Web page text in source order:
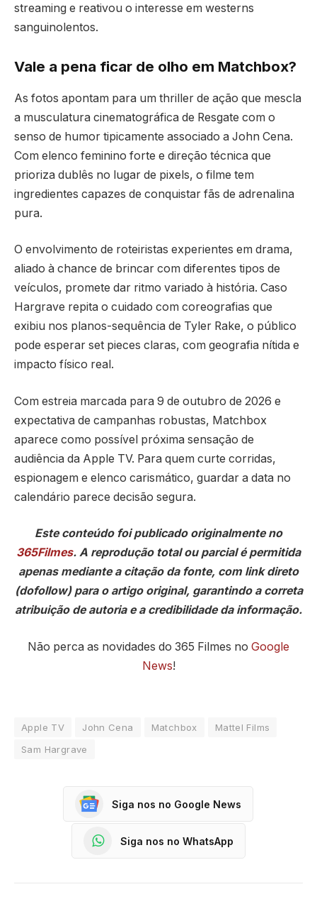
streaming e reativou o interesse em westerns
sanguinolentos.
Vale a pena ficar de olho em Matchbox?
As fotos apontam para um thriller de ação que mescla
a musculatura cinematográfica de Resgate com o
senso de humor tipicamente associado a John Cena.
Com elenco feminino forte e direção técnica que
prioriza dublês no lugar de pixels, o filme tem
ingredientes capazes de conquistar fãs de adrenalina
pura.
O envolvimento de roteiristas experientes em drama,
aliado à chance de brincar com diferentes tipos de
veículos, promete dar ritmo variado à história. Caso
Hargrave repita o cuidado com coreografias que
exibiu nos planos-sequência de Tyler Rake, o público
pode esperar set pieces claras, com geografia nítida e
impacto físico real.
Com estreia marcada para 9 de outubro de 2026 e
expectativa de campanhas robustas, Matchbox
aparece como possível próxima sensação de
audiência da Apple TV. Para quem curte corridas,
espionagem e elenco carismático, guardar a data no
calendário parece decisão segura.
Este conteúdo foi publicado originalmente no
365Filmes. A reprodução total ou parcial é permitida
apenas mediante a citação da fonte, com link direto
(dofollow) para o artigo original, garantindo a correta
atribuição de autoria e a credibilidade da informação.
Não perca as novidades do 365 Filmes no Google
News!
Apple TV John Cena Matchbox
Mattel Films
Sam Hargrave
Siga nos no Google News
Siga nos no WhatsApp